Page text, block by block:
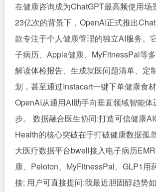
在健康咨询成为ChatGPT最高频使用场
23亿次的背景下，OpenAI正式推出
款专注于个人健康管理的独立AI服务。
子病历、Apple健康、MyFitnessPal等
解读体检报告、生成就医问题清单、定
划，甚至通过Instacart一键下单健康食
OpenAI从通用AI助手向垂直领域智能体
步。 数据融合医生协同:打造可信健康
Health的核心突破在于打破健康数据孤
大医疗数据平台bwell接入电子病历
康、Peloton、MyFitnessPal、GLP1用
接; 用户可直接提问:我最近胆固醇趋势